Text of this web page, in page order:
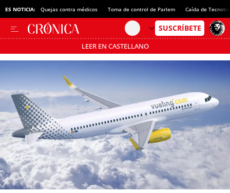
ES NOTICIA: Quejas contra médicos Toma de control de Parlem Caída de
LEER EN CASTELLANO
Pásate al MODO AHORRO